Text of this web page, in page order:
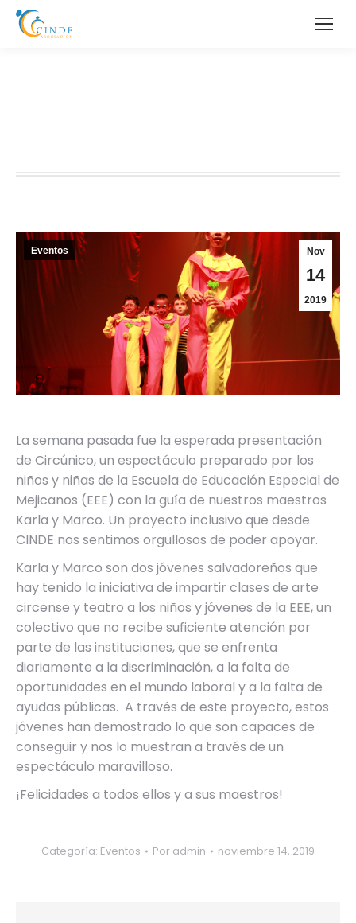
Nov
14
2019
Eventos
La semana pasada fue la esperada presentación
de Circúnico, un espectáculo preparado por los
niños y niñas de la Escuela de Educación Especial de
Mejicanos (EEE) con la guía de nuestros maestros
Karla y Marco. Un proyecto inclusivo que desde
CINDE nos sentimos orgullosos de poder apoyar.
Karla y Marco son dos jóvenes salvadoreños que
hay tenido la iniciativa de impartir clases de arte
circense y teatro a los niños y jóvenes de la EEE, un
colectivo que no recibe suficiente atención por
parte de las instituciones, que se enfrenta
diariamente a la discriminación, a la falta de
oportunidades en el mundo laboral y a la falta de
ayudas públicas. A través de este proyecto, estos
jóvenes han demostrado lo que son capaces de
conseguir y nos lo muestran a través de un
espectáculo maravilloso.
¡Felicidades a todos ellos y a sus maestros!
Categoría: Eventos Por admin noviembre 14, 2019